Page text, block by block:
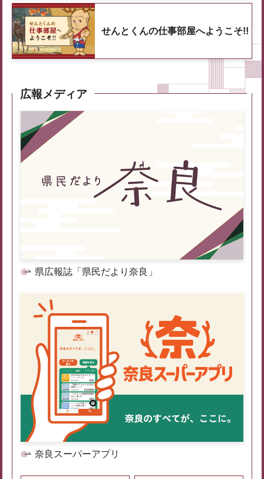
せんとくんの仕事部屋へようこそ!!
広報メディア
県広報誌「県民だより奈良」
奈良スーパーアプリ